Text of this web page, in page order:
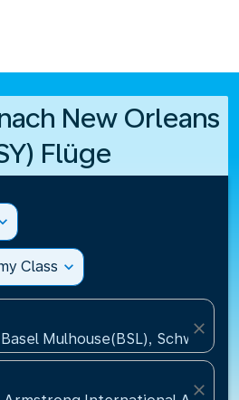
New Orleans
Flüge
Class expand_more
Mulhouse(BSL), Schweiz
close
close